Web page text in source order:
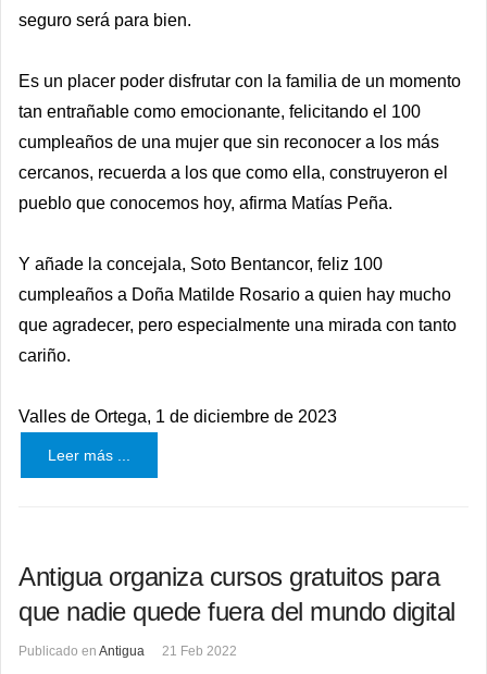
seguro será para bien.
Es un placer poder disfrutar con la familia de un momento
tan entrañable como emocionante, felicitando el 100
cumpleaños de una mujer que sin reconocer a los más
cercanos, recuerda a los que como ella, construyeron el
pueblo que conocemos hoy, afirma Matías Peña.
Y añade la concejala, Soto Bentancor, feliz 100
cumpleaños a Doña Matilde Rosario a quien hay mucho
que agradecer, pero especialmente una mirada con tanto
cariño.
Valles de Ortega, 1 de diciembre de 2023
Leer más ...
Antigua organiza cursos gratuitos para
que nadie quede fuera del mundo digital
Publicado en Antigua 21 Feb 2022